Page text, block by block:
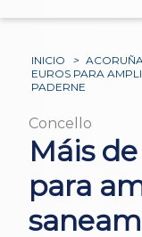
INICIO >
EUROS PARA
PADERNE
Concello
Máis
para